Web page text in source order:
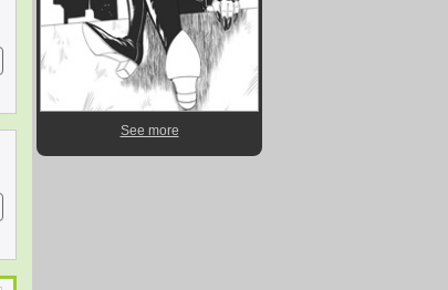
See more